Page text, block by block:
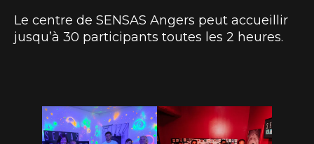
Le centre de SENSAS Angers peut accueillir
jusqu’à 30 participants toutes les 2 heures.